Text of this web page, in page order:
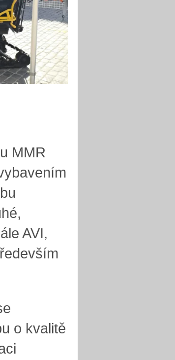
MMR
AVI,
o kvalitě